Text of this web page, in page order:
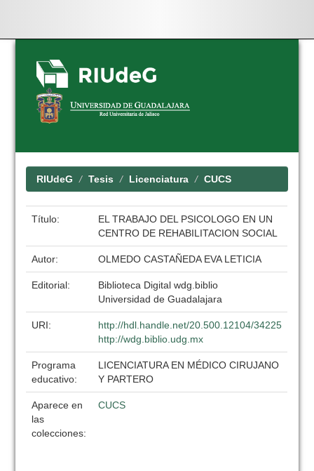
Skip
navigation
RIUdeG Tesis Licenciatura CUCS
Título:
EL TRABAJO DEL PSICOLOGO EN UN
CENTRO DE REHABILITACION SOCIAL
Autor: OLMEDO CASTAÑEDA EVA LETICIA
Editorial:
Biblioteca Digital wdg.biblio
Universidad de Guadalajara
URI:
http://hdl.handle.net/20.500.12104/34225
http://wdg.biblio.udg.mx
Programa
educativo:
LICENCIATURA EN MÉDICO CIRUJANO
Y PARTERO
Aparece en
las
colecciones:
CUCS